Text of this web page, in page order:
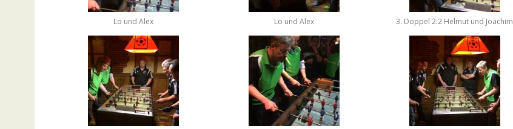
Lo und Alex Lo und Alex 3. Doppel 2:2 Helmut und Joachim